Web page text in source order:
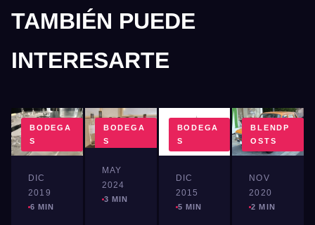
TAMBIÉN PUEDE
INTERESARTE
BODEGA
S
DIC
2019
6 MIN
BODEGA
S
MAY
2024
3 MIN
BODEGA
S
DIC
2015
5 MIN
BLENDP
OSTS
NOV
2020
2 MIN